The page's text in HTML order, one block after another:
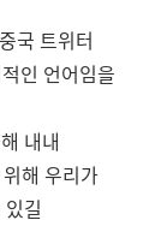
국 트위터
인 언어임을
내내
해 우리가
길